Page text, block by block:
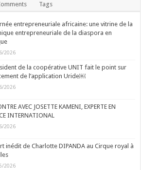
Tags
entrepreneuriale africaine: une vitrine de la
entrepreneuriale de la diaspora en
2026
de la coopérative UNIT fait le point sur
de l’application Uride￼
2026
AVEC JOSETTE KAMENI, EXPERTE EN
INTERNATIONAL
2026
inédit de Charlotte DIPANDA au Cirque royal à
2026